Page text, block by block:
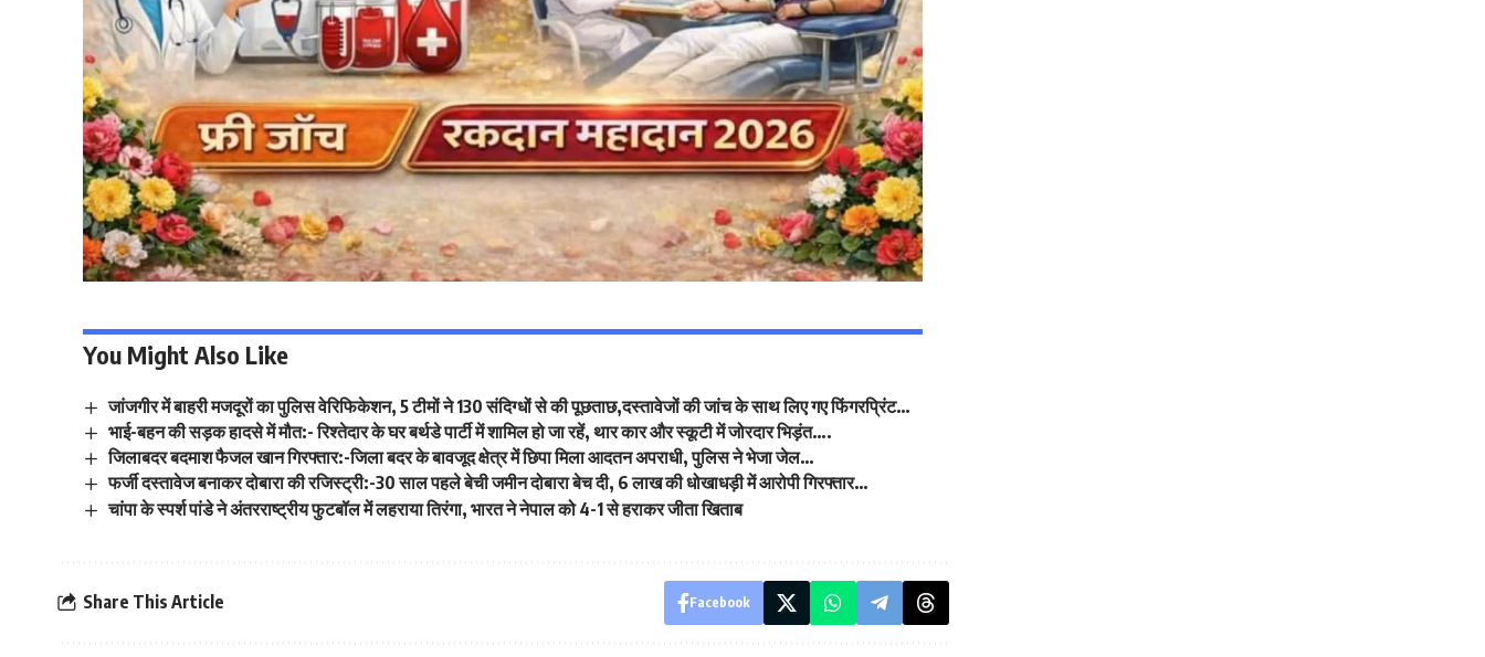
You Might Also Like
जांजगीर में बाहरी मजदूरों का पुलिस वेरिफिकेशन, 5 टीमों ने 130 संदिग्धों से की पूछताछ,दस्तावेजों की जांच के साथ लिए गए फिंगरप्रिंट…
भाई-बहन की सड़क हादसे में मौत:- रिश्तेदार के घर बर्थडे पार्टी में शामिल हो जा रहें, थार कार और स्कूटी में जोरदार भिड़ंत….
जिलाबदर बदमाश फैजल खान गिरफ्तार:-जिला बदर के बावजूद क्षेत्र में छिपा मिला आदतन अपराधी, पुलिस ने भेजा जेल…
फर्जी दस्तावेज बनाकर दोबारा की रजिस्ट्री:-30 साल पहले बेची जमीन दोबारा बेच दी, 6 लाख की धोखाधड़ी में आरोपी गिरफ्तार…
चांपा के स्पर्श पांडे ने अंतरराष्ट्रीय फुटबॉल में लहराया तिरंगा, भारत ने नेपाल को 4-1 से हराकर जीता खिताब
Share This Article Facebook